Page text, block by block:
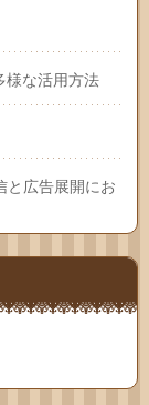
様な活用方法
と広告展開にお